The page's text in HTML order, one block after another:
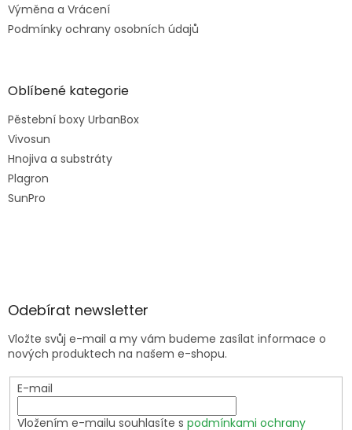
Výměna a Vrácení
Podmínky ochrany osobních údajů
Oblíbené kategorie
Pěstební boxy UrbanBox
Vivosun
Hnojiva a substráty
Plagron
SunPro
Odebírat newsletter
Vložte svůj e-mail a my vám budeme zasílat informace o
nových produktech na našem e-shopu.
E-mail
Vložením e-mailu souhlasíte s podmínkami ochrany